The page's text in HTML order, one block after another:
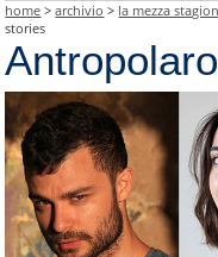
home >archivio > la mezza
stories